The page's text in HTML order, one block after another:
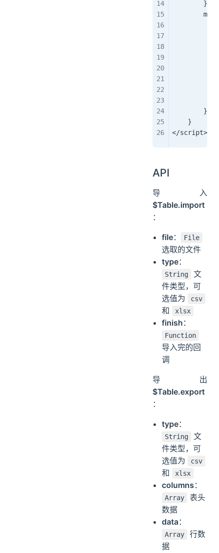
        },
        }
    }
</script>
API
导入
$Table.import
：
file： File
选取的文件
type：
String
文
件类型，可
选值为
csv
和 xlsx
finish ：
Function
导入完的回
调
导出
$Table.export
：
type：
String
文
件类型，可
选值为
csv
和 xlsx
columns ：
Array
表头
数据
data：
Array
行数
据